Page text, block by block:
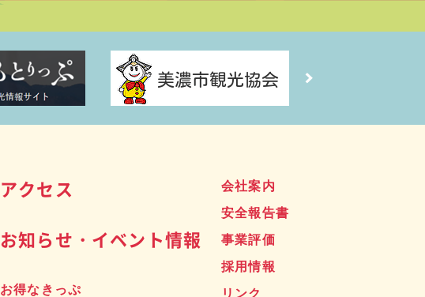
アクセス
お知らせ・イベント情報
お得なきっぷ
会社案内
安全報告書
事業評価
採用情報
リンク